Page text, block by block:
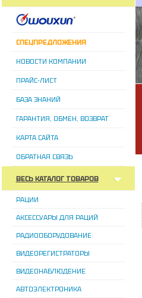
СПЕЦПРЕДЛОЖЕНИЯ
НОВОСТИ КОМПАНИИ
ПРАЙС-ЛИСТ
БАЗА ЗНАНИЙ
ГАРАНТИЯ, ОБМЕН, ВОЗВРАТ
КАРТА САЙТА
ОБРАТНАЯ СВЯЗЬ
ВЕСЬ КАТАЛОГ ТОВАРОВ
РАЦИИ
АКСЕССУАРЫ ДЛЯ РАЦИЙ
РАДИООБОРУДОВАНИЕ
ВИДЕОРЕГИСТРАТОРЫ
ВИДЕОНАБЛЮДЕНИЕ
АВТОЭЛЕКТРОНИКА